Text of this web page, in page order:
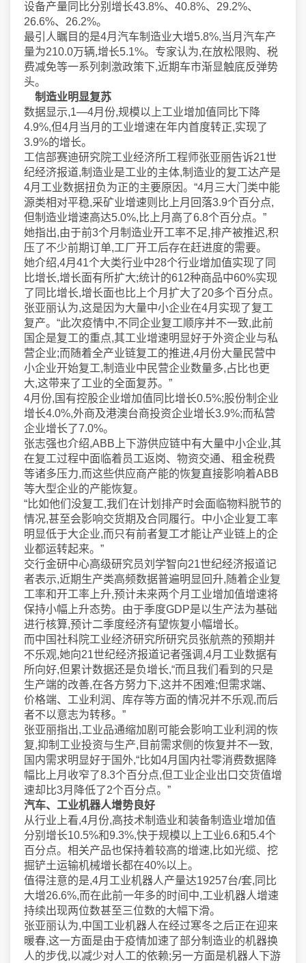
设备产量同比分别增长43.8%、40.8%、29.2%、
26.6%、26.2%。
最引人瞩目的是4月汽车制造业大增5.8%,当月汽车产
量为210.0万辆,增长5.1%。专家认为,在放松限购、税
费减免等一系列刺激政策下,近期车市渐显触底反弹势
头。
制造业明显复苏
数据显示,1—4月份,规模以上工业增加值同比下降
4.9%,但4月当月的工业增速在年内首度转正,实现了
3.9%的增长。
工信部赛迪研究院工业经济所工程师张亚丽告诉21世
纪经济报道,制造业是工业的主体,制造业的复工达产是
4月工业数据扭负为正的主要原因。“4月三大门类中能
源类相对平稳,采矿业增速则比上月回落3.9个百分点,
但制造业增速高达5.0%,比上月高了6.8个百分点。”
她指出,由于前3个月制造业开工率不足,排产被推迟,积
压了不少前期订单,工厂开工后存在赶进度的需要。
她介绍,4月41个大类行业中28个行业增加值实现了同
比增长,增长面有所扩大;统计的612种商品中60%实现
了同比增长,增长面也比上个月扩大了20多个百分点。
张亚丽认为,这是因为大量中小企业在4月实现了复工
复产。“此次疫情中,不同企业复工顺序并不一致,此前
国企是复工的重点,其工业增速明显好于外资企业与私
营企业;而随着全产业链复工的推进,4月份大量民营中
小企业开始复工,制造业中民营企业数量多,占比也更
大,这带来了工业的全面复苏。”
4月份,国有控股企业增加值同比增长0.5%;股份制企业
增长4.0%,外商及港澳台商投资企业增长3.9%;而私营
企业增长了7.0%。
张志强也介绍,ABB上下游供应链中有大量中小企业,其
在复工过程中面临着员工返岗、物资交通、租金税费
等诸多压力,而这些供应商产能的恢复直接影响着ABB
等大型企业的产能恢复。
“比如他们没复工,我们在计划排产时会面临物料脱节的
情况,甚至会影响交货期及合同履行。中小企业复工率
明显低于大企业,而只有前者复工才能让产业链上的企
业都运转起来。”
交行金研中心高级研究员刘学智向21世纪经济报道记
者表示,近期生产类高频数据普遍明显回升,随着企业复
工率和开工率上升,预计未来两个月工业增加值增速将
保持小幅上升态势。由于季度GDP是以生产法为基础
进行核算,预计二季度经济有望恢复小幅增长。
而中国社科院工业经济研究所研究员张航燕的预期并
不乐观,她向21世纪经济报道记者强调,4月工业数据有
所向好,但累计数据还是负增长,“而且我们看到的只是
生产端的改善,在各方努力下,这并不困难;但需求端、
价格端、工业利润、库存等方面的情况并不乐观,而后
者不以意志为转移。”
张亚丽指出,工业品通缩加剧可能会影响工业利润的恢
复,抑制工业投资与生产,目前需求侧的恢复并不一致,
国内需求明显好于国外,“比如4月国内社零消费数据降
幅比上月收窄了8.3个百分点,但工业企业出口交货值增
速却比3月降低了2个百分点。”
汽车、工业机器人增势良好
从行业上看,4月份,高技术制造业和装备制造业增加值
分别增长10.5%和9.3%,快于规模以上工业6.6和5.4个
百分点。相关产品也保持着较高的增速,比如光缆、挖
掘铲土运输机械增长都在40%以上。
值得注意的是,4月工业机器人产量达19257台/套,同比
大增26.6%,而在此前一年多的时间中,工业机器人增速
持续出现两位数甚至三位数的大幅下滑。
张亚丽认为,中国工业机器人在经过寒冬之后正在迎来
暖春,这一方面是由于疫情加速了部分制造业的机器换
人的步伐,以减少对人工的依赖;另一方面是机器人下游